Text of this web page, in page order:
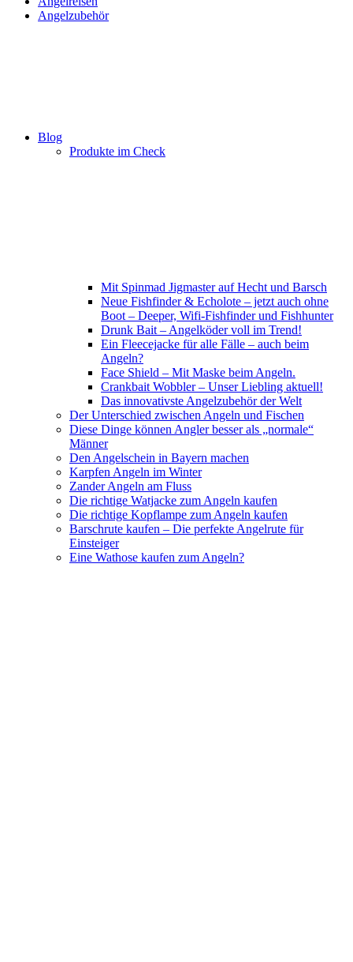
Angelzubehör
Blog
Produkte im Check
Mit Spinmad Jigmaster auf Hecht und Barsch
Neue Fishfinder & Echolote – jetzt auch ohne
Boot – Deeper, Wifi-Fishfinder und Fishhunter
Drunk Bait – Angelköder voll im Trend!
Ein Fleecejacke für alle Fälle – auch beim
Angeln?
Face Shield – Mit Maske beim Angeln.
Crankbait Wobbler – Unser Liebling aktuell!
Das innovativste Angelzubehör der Welt
Der Unterschied zwischen Angeln und Fischen
Diese Dinge können Angler besser als „normale“
Männer
Den Angelschein in Bayern machen
Karpfen Angeln im Winter
Zander Angeln am Fluss
Die richtige Watjacke zum Angeln kaufen
Die richtige Kopflampe zum Angeln kaufen
Barschrute kaufen – Die perfekte Angelrute für
Einsteiger
Eine Wathose kaufen zum Angeln?